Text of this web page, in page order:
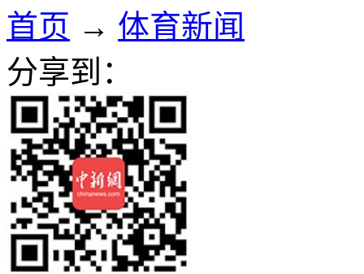
首页 → 体育新闻
分享到：